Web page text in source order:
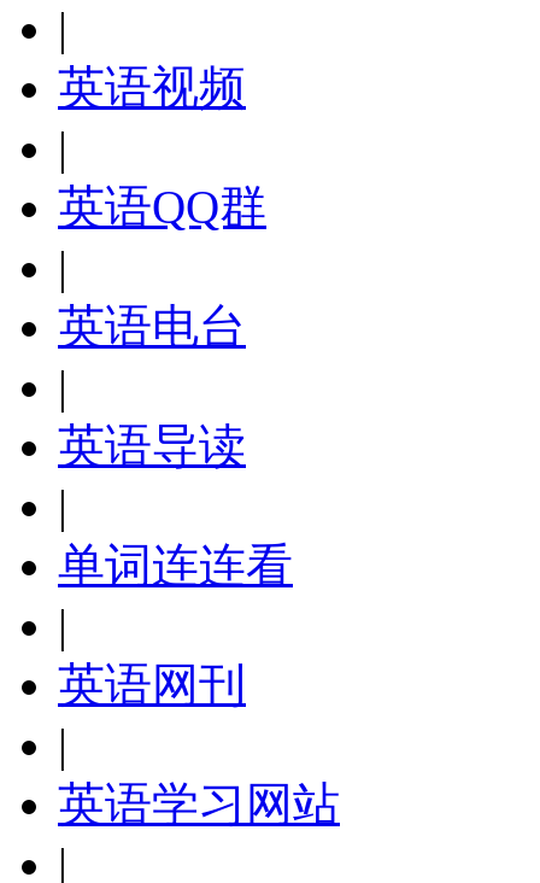
|
英语视频
|
英语QQ群
|
英语电台
|
英语导读
|
单词连连看
|
英语网刊
|
英语学习网站
|